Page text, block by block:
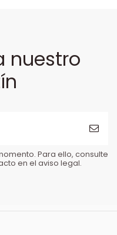
nuestro
Para ello, consulte
en el aviso legal.